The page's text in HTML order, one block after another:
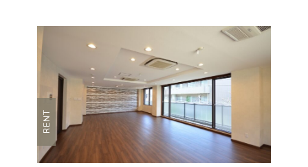
RENT